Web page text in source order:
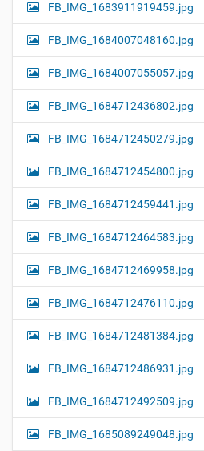
FB_IMG_1683911919459.jpg
FB_IMG_1684007048160.jpg
FB_IMG_1684007055057.jpg
FB_IMG_1684712436802.jpg
FB_IMG_1684712450279.jpg
FB_IMG_1684712454800.jpg
FB_IMG_1684712459441.jpg
FB_IMG_1684712464583.jpg
FB_IMG_1684712469958.jpg
FB_IMG_1684712476110.jpg
FB_IMG_1684712481384.jpg
FB_IMG_1684712486931.jpg
FB_IMG_1684712492509.jpg
FB_IMG_1685089249048.jpg